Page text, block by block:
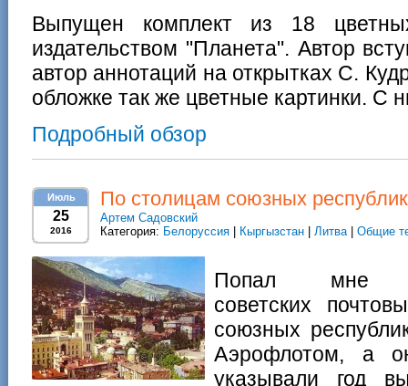
Выпущен комплект из 18
издательством "Планета". Автор
автор аннотаций на открытках С.
обложке так же цветные картинки. С
Подробный обзор
Июль
25
2016
По столицам союзных республик
Артем Садовский
Категория: Белоруссия Кыргызстан Литва| Общие
Попал мне
советских
союзных
Аэрофлотом, а
указывали год